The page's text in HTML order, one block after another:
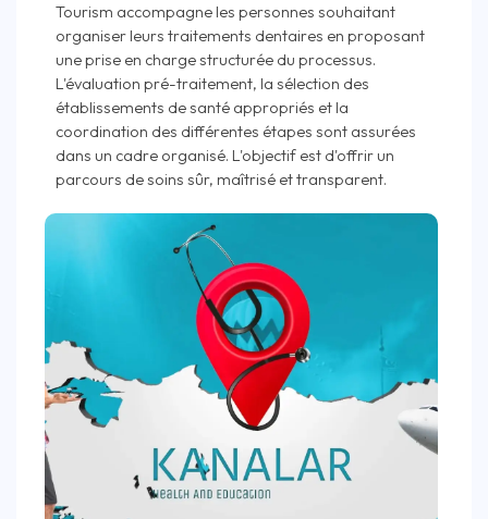
Tourism accompagne les personnes souhaitant
organiser leurs traitements dentaires en proposant
une prise en charge structurée du processus.
L'évaluation pré-traitement, la sélection des
établissements de santé appropriés et la
coordination des différentes étapes sont assurées
dans un cadre organisé. L'objectif est d'offrir un
parcours de soins sûr, maîtrisé et transparent.